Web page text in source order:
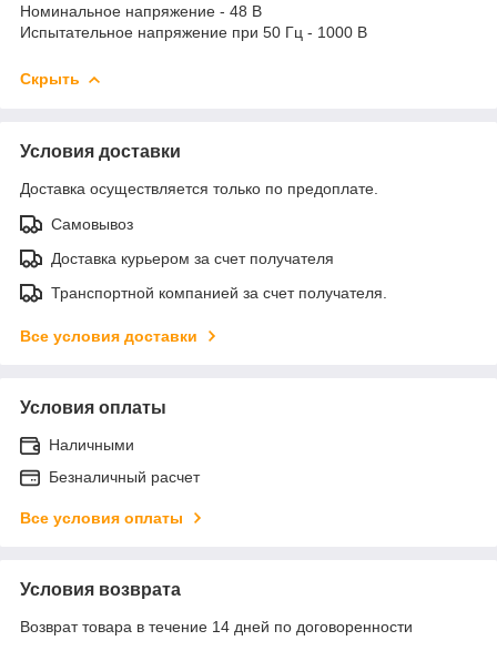
Номинальное напряжение - 48 В
Испытательное напряжение при 50 Гц - 1000 В
Скрыть
Условия доставки
Доставка осуществляется только по предоплате.
Самовывоз
Доставка курьером за счет получателя
Транспортной компанией за счет получателя.
Все условия доставки
Условия оплаты
Наличными
Безналичный расчет
Все условия оплаты
Условия возврата
Возврат товара в течение 14 дней по договоренности